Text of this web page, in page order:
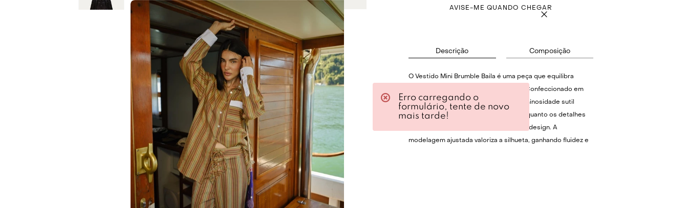
AVISE-ME QUANDO CHEGAR
Descrição Composição
O Vestido Mini Brumble Baila é uma peça que equilibra
estrutura e movimento com precisão. Confeccionado em
jacquard, o tecido traz um toque de luminosidade sutil
através do fio de lurex entrelaçado, enquanto os detalhes
com transparência conferem leveza ao design. A
modelagem ajustada valoriza a silhueta, ganhando fluidez e
Erro carregando o
formulário, tente de novo
mais tarde!